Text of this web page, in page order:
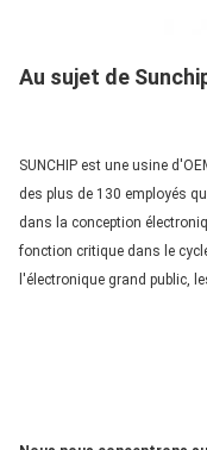
Au sujet de
SUNCHIP est une usine
des plus de 130 employés
dans la conception
fonction critique dans le
l'électronique grand public,